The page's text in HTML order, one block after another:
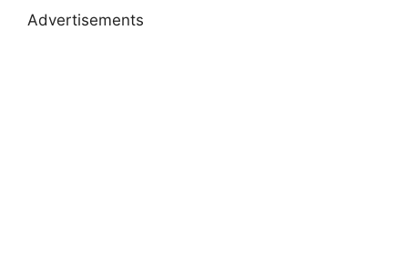
Advertisements